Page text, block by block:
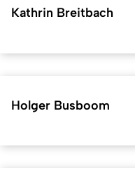
Kathrin Breitbach
Holger Busboom